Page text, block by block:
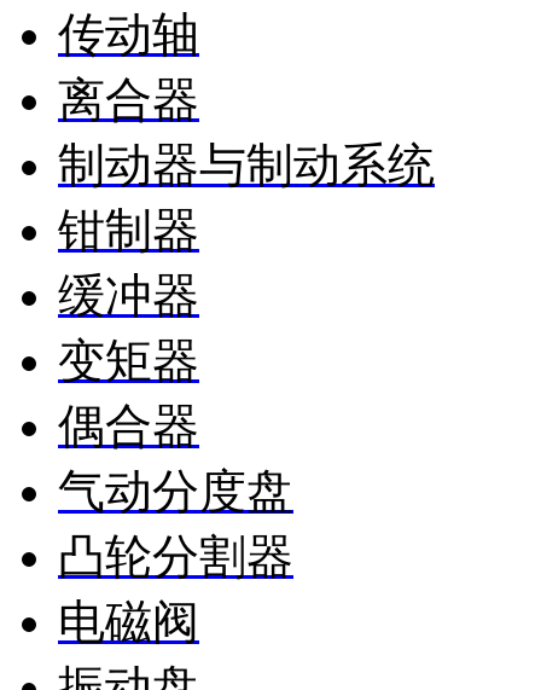
传动轴
离合器
制动器与制动系统
钳制器
缓冲器
变矩器
偶合器
气动分度盘
凸轮分割器
电磁阀